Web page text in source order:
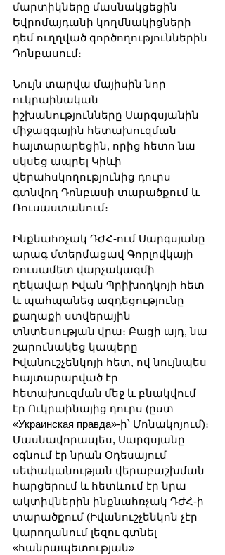
մարտիկները մասնակցեցին
Եվրոմայդանի կողմնակիցների
դեմ ուղղված գործողություններին
Դոնբասում։
Նույն տարվա մայիսին նոր
ուկրաինական
իշխանությունները Սարգսյանին
միջազգային հետախուզման
հայտարարեցին, որից հետո նա
սկսեց ապրել Կիևի
վերահսկողությունից դուրս
գտնվող Դոնբասի տարածքում և
Ռուսաստանում։
Ինքնահռչակ ԴԺՀ-ում Սարգսյանը
արագ մտերմացավ Գորլովկայի
ռուսամետ վարչակազմի
ղեկավար Իվան Պրիխոդկոյի հետ
և պահպանեց ազդեցությունը
քաղաքի ստվերային
տնտեսության վրա։ Բացի այդ, նա
շարունակեց կապերը
Իվանուշչենկոյի հետ, ով նույնպես
հայտարարված էր
հետախուզման մեջ և բնակվում
էր Ուկրաինայից դուրս (ըստ
«Украинская правда»-ի՝ Մոնակոյում)։
Մասնավորապես, Սարգսյանը
օգնում էր նրան Օդեսայում
սեփականության վերաբաշխման
հարցերում և հետևում էր նրա
ակտիվներին ինքնահռչակ ԴԺՀ-ի
տարածքում (Իվանուշչենկոն չէր
կարողանում լեզու գտնել
«հանրապետության»